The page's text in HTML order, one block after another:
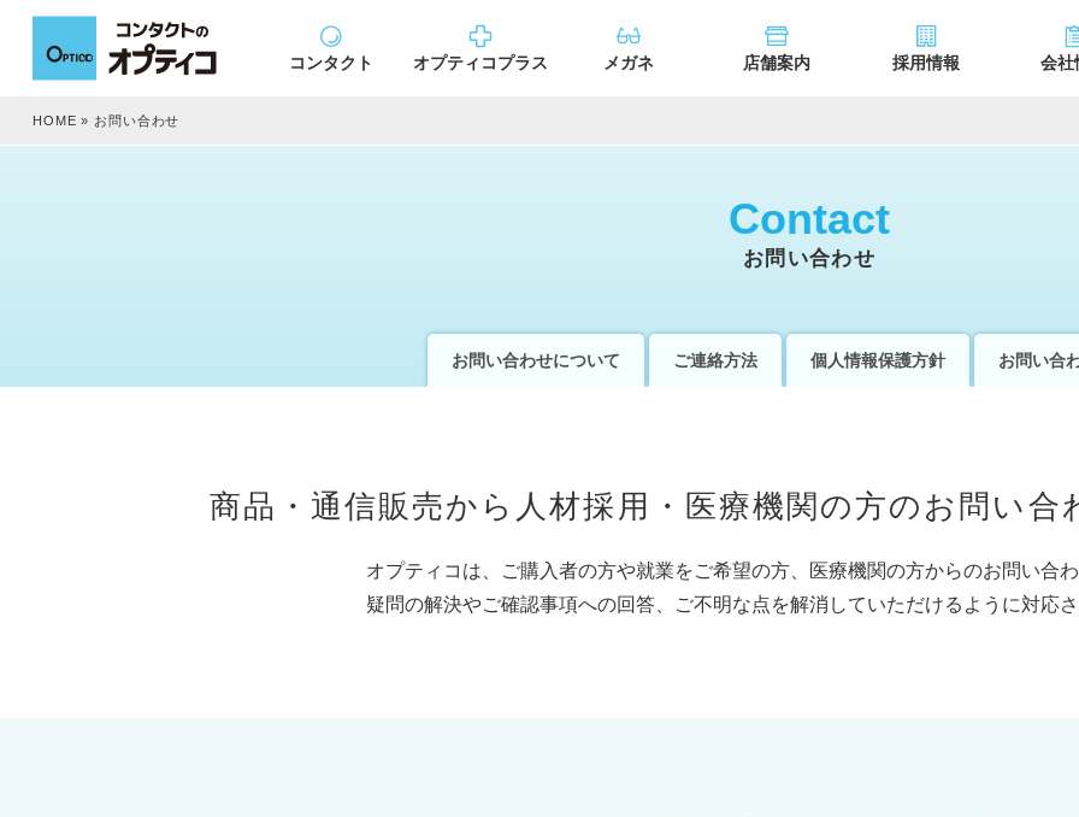
コンタクト オプティコプラス メガネ 店舗案内 採用情報 会社
HOME » お問い合わせ
Contact
お問い合わせ
お問い合わせについて ご連絡方法 個人情報保護方針 お問い合
商品・通信販売から人材採用・医療機関の方のお問い合
オプティコは、ご購入者の方や就業をご希望の方、医療機関の方からのお問い合わ
疑問の解決やご確認事項への回答、ご不明な点を解消していただけるように対応さ